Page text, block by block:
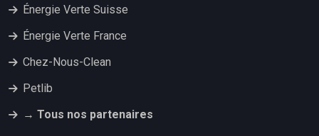
Énergie Verte Suisse
Énergie Verte France
Chez-Nous-Clean
Petlib
→ Tous nos partenaires